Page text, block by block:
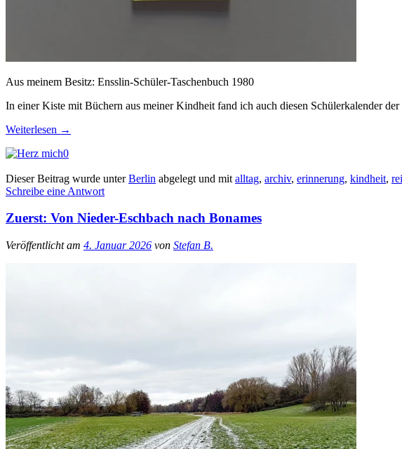
Aus meinem Besitz: Ensslin-Schüler-Taschenbuch 1980
In einer Kiste mit Büchern aus meiner Kindheit fand ich auch diesen Schülerkalender
Weiterlesen →
0
Dieser Beitrag wurde unterBerlin abgelegt und mit alltag, archiv, erinnerung, kindheit,
Schreibe eine Antwort
Zuerst: Von Nieder-Eschbach nach Bonames
Veröffentlicht am 4. Januar 2026 von Stefan B.